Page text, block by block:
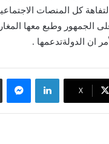
كل المنصات
الجمهور وطبع معها
ان الدولةتدعمها .
X
لينكدإن